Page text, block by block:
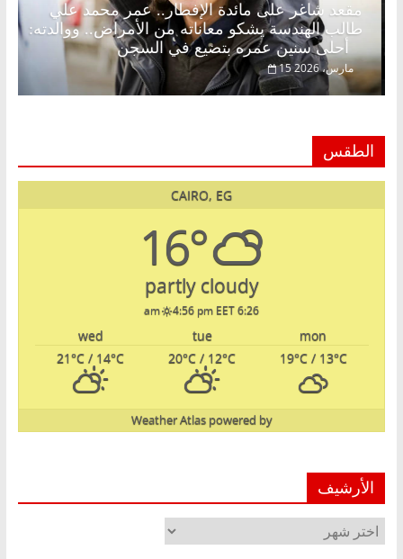
مقعد شاغر على مائدة
طالب الهندسة يشكو
أحلى سنين عمره بتضيع في السجن
15 مارس، 2026
وبلكونة بلا زينة رمضان.. د.
اقتصادي في انتظار حلم
الطقس
CAIRO, EG
16°
partly cloudy
6:26 am
4:56 pm EET
mon
tue
wed
19°C/ 13°C
20°C / 12°C
21°C / 14°C
powered by
Weather Atlas
الأرشيف
الأرشيف